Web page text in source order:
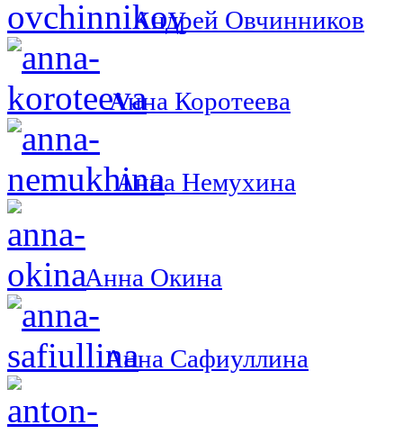
Андрей Овчинников
Анна Коротеева
Анна Немухина
Анна Окина
Анна Сафиуллина